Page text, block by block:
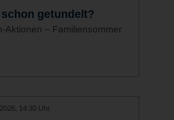
getundelt?
Aktionen – Familiensommer
14:30 Uhr